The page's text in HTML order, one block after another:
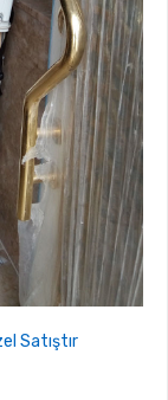
Satıştır